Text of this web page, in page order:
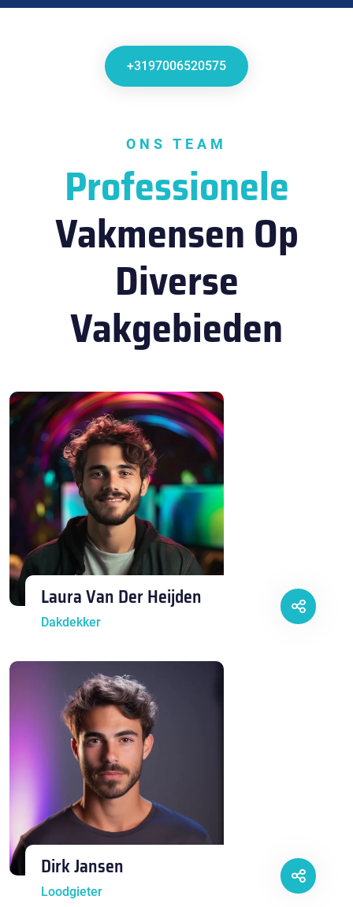
+3197006520575
ONS TEAM
Professionele
Vakmensen Op
Diverse
Vakgebieden
Laura Van Der Heijden
Dakdekker
Dirk Jansen
Loodgieter